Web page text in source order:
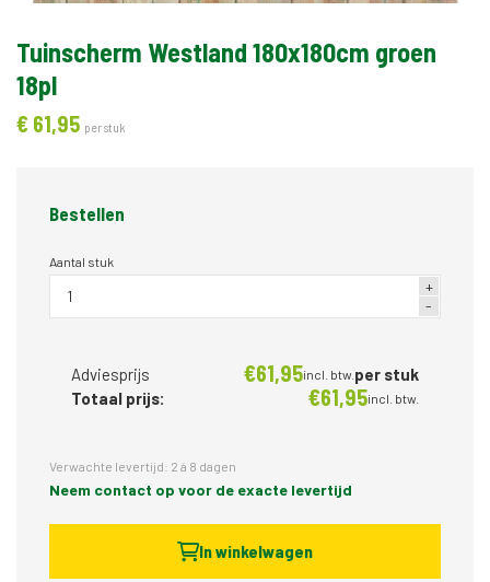
Tuinscherm Westland 180x180cm groen
18pl
€ 61,95 per stuk
Bestellen
Aantal stuk
Adviesprijs €61,95incl. btw. per stuk
Totaal prijs:
€61,95incl. btw.
Verwachte levertijd: 2 á 8 dagen
Neem contact op voor de exacte levertijd
In winkelwagen